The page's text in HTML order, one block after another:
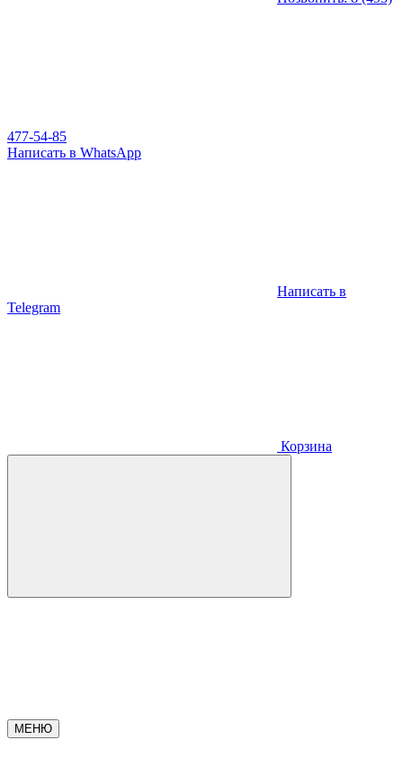
477-54-85
Написать в WhatsApp
Написать в
Telegram
Корзина
МЕНЮ